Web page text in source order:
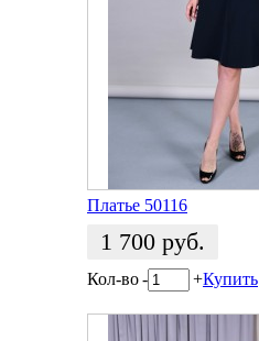
Платье 50116
1 700 руб.
Кол-во- +Купить